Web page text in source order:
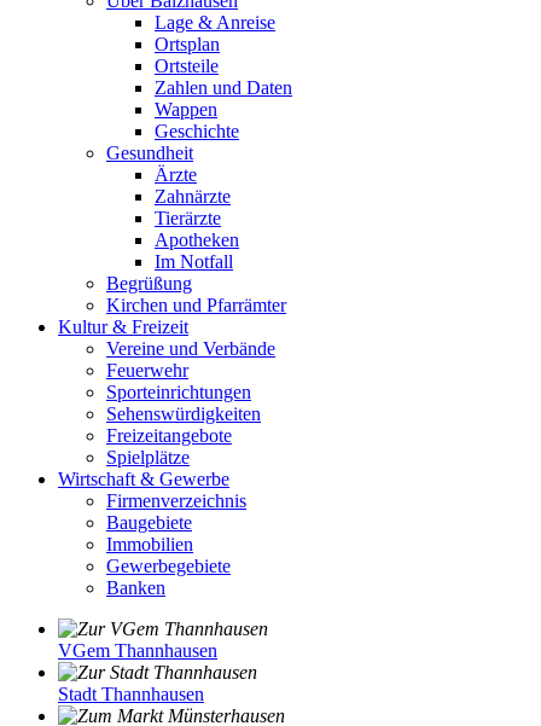
Lage & Anreise
Ortsplan
Ortsteile
Zahlen und Daten
Wappen
Geschichte
Gesundheit
Ärzte
Zahnärzte
Tierärzte
Apotheken
Im Notfall
Begrüßung
Kirchen und Pfarrämter
Kultur & Freizeit
Vereine und Verbände
Feuerwehr
Sporteinrichtungen
Sehenswürdigkeiten
Freizeitangebote
Spielplätze
Wirtschaft & Gewerbe
Firmenverzeichnis
Baugebiete
Immobilien
Gewerbegebiete
Banken
VGem Thannhausen
Stadt Thannhausen